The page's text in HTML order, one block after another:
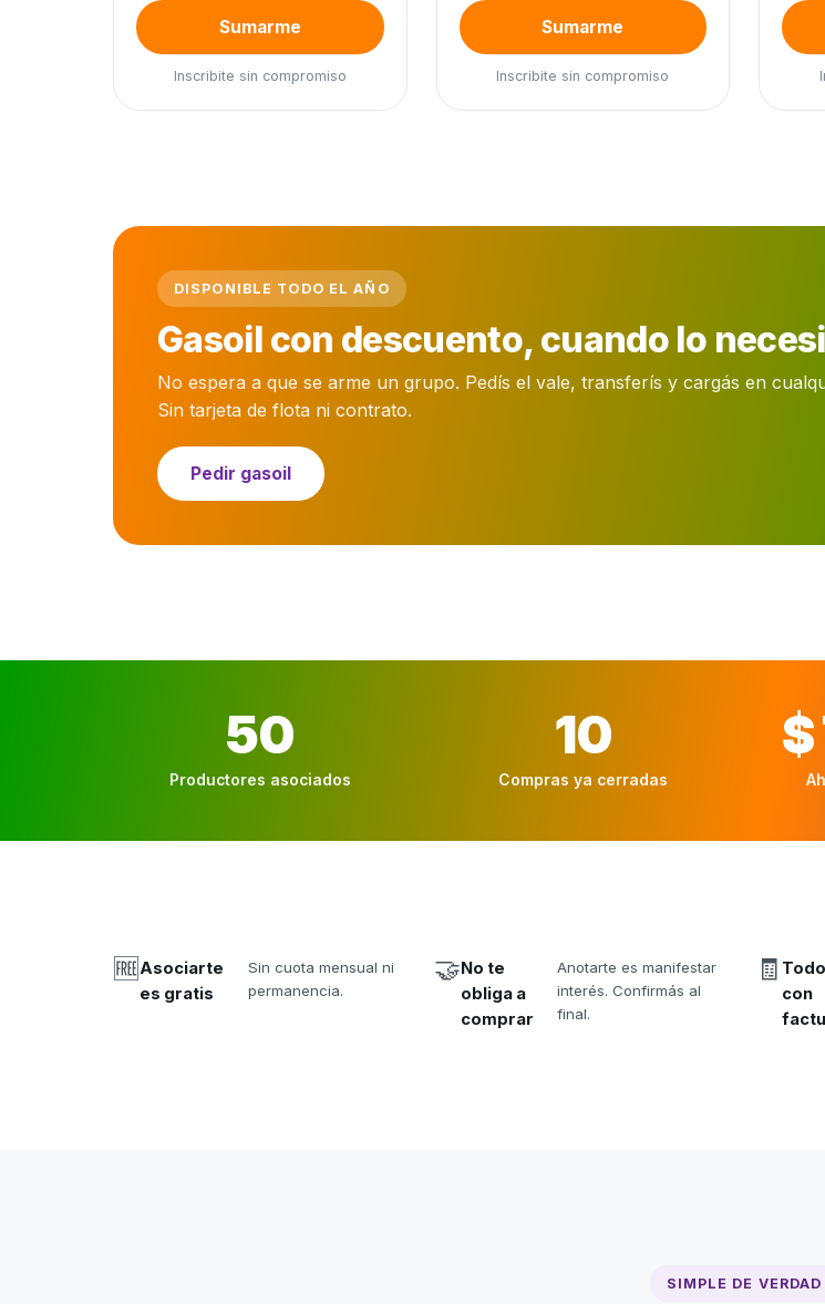
Sumarme
Inscribite sin compromiso
Sumarme
Inscribite sin compromiso
DISPONIBLE TODO EL AÑO
Gasoil con descuento, cuando lo
No espera a que se arme un grupo. Pedís el vale, transferís y cargás en
Sin tarjeta de flota ni contrato.
Pedir gasoil
50
Productores asociados
10
Compras ya cerradas
🆓Asociarte
es gratis
Sin cuota mensual ni
permanencia.
🤝No te
obliga a
comprar
Anotarte es manifestar
interés. Confirmás al
final.
🧾 Todo
con
SIMPLE DE VERDAD